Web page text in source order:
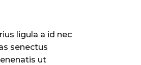
ligula a id nec
senectus
ut